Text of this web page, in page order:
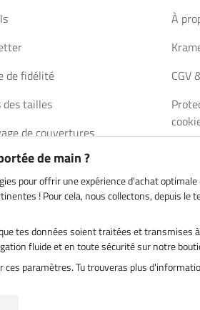
de fidélité
des tailles
de couvertures
de catalogue
À
CGV
par
de main ?
pour offrir une expérience d'achat
! Pour cela, nous collectons, depuis
tes données soient traitées et
fluide et en toute sécurité sur notre
paramètres. Tu trouveras plus